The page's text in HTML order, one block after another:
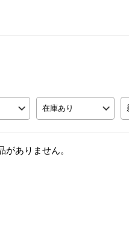
在庫あり
がありません。